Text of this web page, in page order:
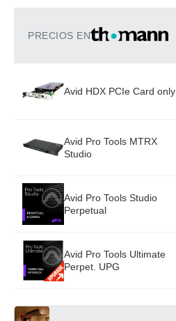
PRECIOS EN
Avid HDX PCIe Card only
Avid Pro Tools MTRX
Studio
Avid Pro Tools Studio
Perpetual
Avid Pro Tools Ultimate
Perpet. UPG